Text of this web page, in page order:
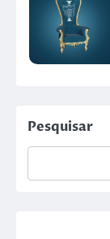
Pesquisar